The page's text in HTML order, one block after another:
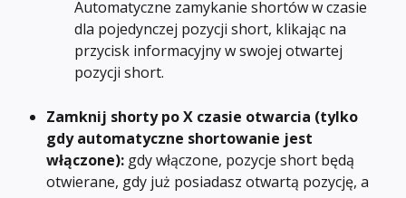
Automatyczne zamykanie shortów w czasie
dla pojedynczej pozycji short, klikając na
przycisk informacyjny w swojej otwartej
pozycji short.
Zamknij shorty po X czasie otwarcia (tylko
gdy automatyczne shortowanie jest
włączone): gdy włączone, pozycje short będą
otwierane, gdy już posiadasz otwartą pozycję, a